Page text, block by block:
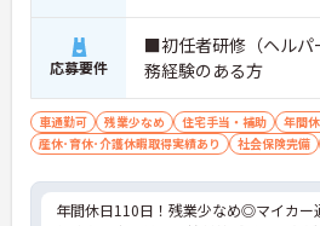
応募要件
■初任者研修（ヘル
務経験のある方
車通勤可 残業少なめ 住宅手当・補助
年間
産休･育休･介護休暇取得実績あり
社会保険完備
年間休日110日！残業少なめ◎マイカー